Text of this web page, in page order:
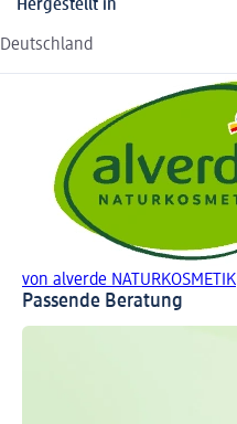
Hergestellt in
Deutschland
von alverde NATURKOSMETIK
Passende Beratung